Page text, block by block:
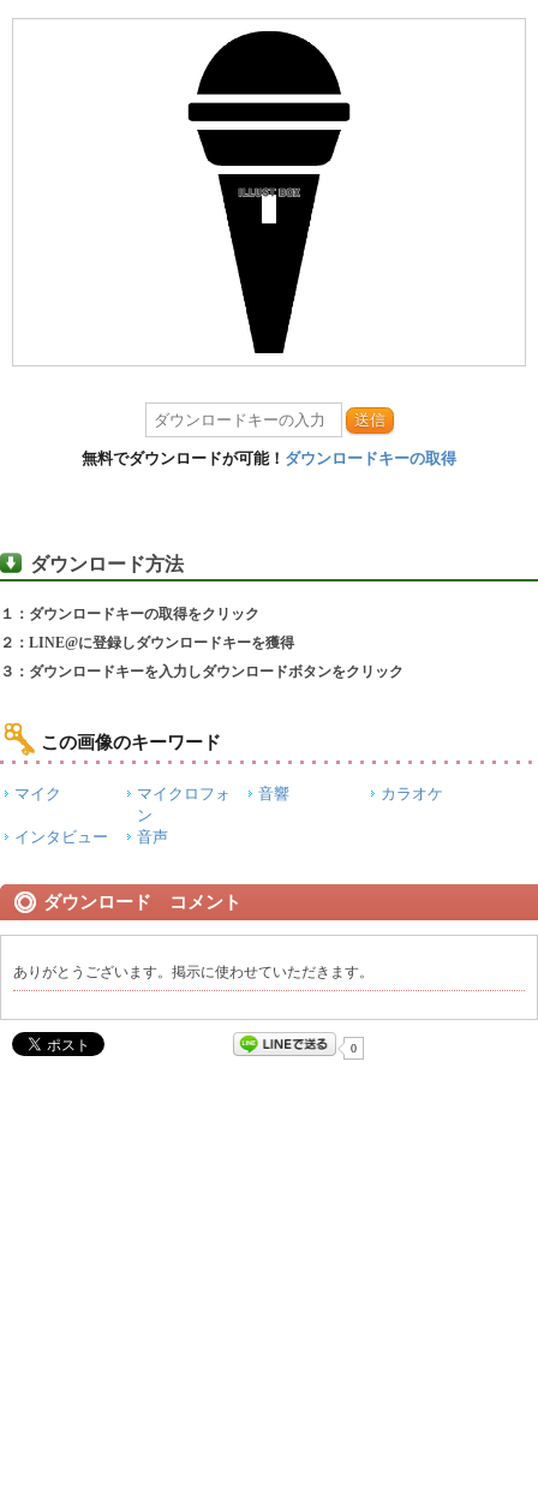
送信
無料でダウンロードが可能！ ダウンロードキーの取得
ダウンロード方法
１：ダウンロードキーの取得をクリック
２：LINE@に登録しダウンロードキーを獲得
３：ダウンロードキーを入力しダウンロードボタンをクリック
この画像のキーワード
マイク
マイクロフォ
ン
音響 カラオケ
インタビュー 音声
ダウンロード コメント
ありがとうございます。掲示に使わせていただきます。
0